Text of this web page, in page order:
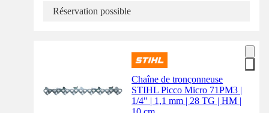
Réservation possible
Chaîne de tronçonneuse
STIHL Picco Micro 71PM3 |
1/4" | 1,1 mm | 28 TG | HM |